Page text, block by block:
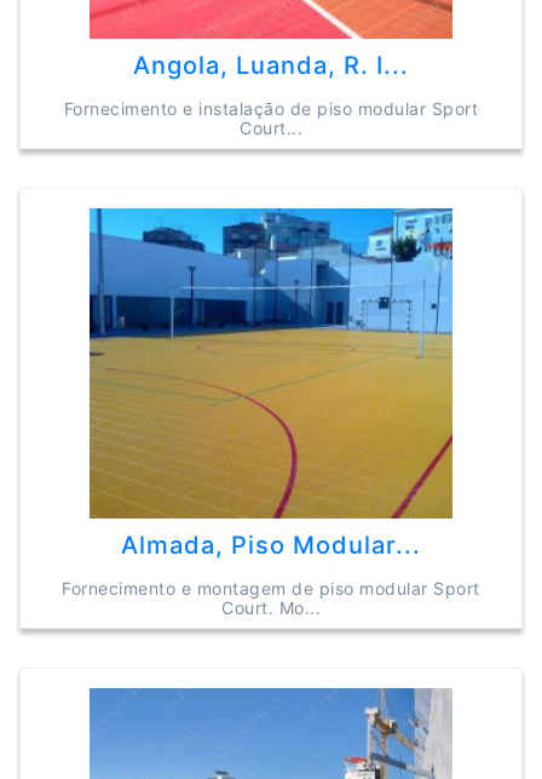
Angola, Luanda, R. I...
Fornecimento e instalação de piso modular Sport
Court...
Almada, Piso Modular...
Fornecimento e montagem de piso modular Sport
Court. Mo...